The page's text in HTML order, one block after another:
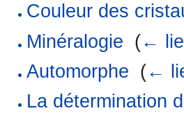
Couleur des
Minéralogie (←
Automorphe (←
La détermination